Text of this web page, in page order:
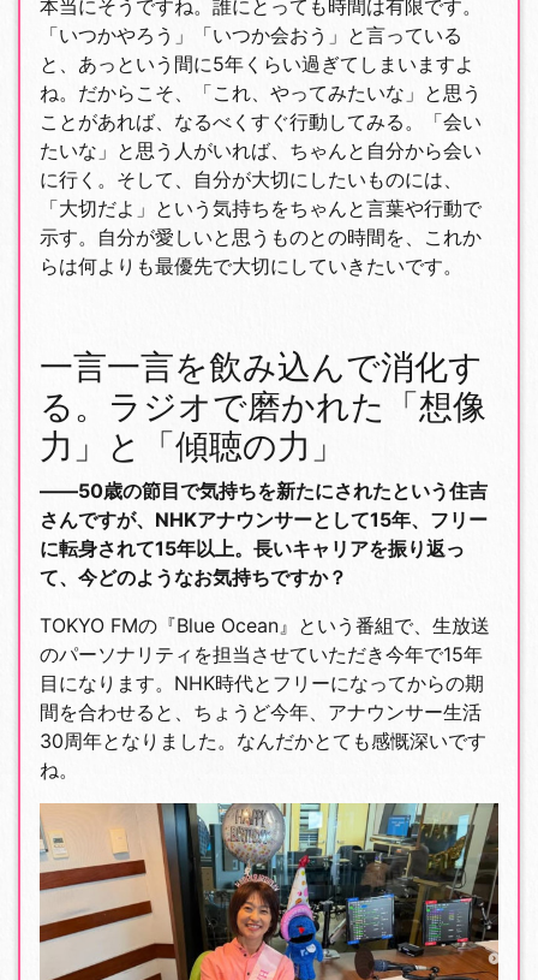
本当にそうですね。誰にとっても時間は有限です。
「いつかやろう」「いつか会おう」と言っている
と、あっという間に5年くらい過ぎてしまいますよ
ね。だからこそ、「これ、やってみたいな」と思う
ことがあれば、なるべくすぐ行動してみる。「会い
たいな」と思う人がいれば、ちゃんと自分から会い
に行く。そして、自分が大切にしたいものには、
「大切だよ」という気持ちをちゃんと言葉や行動で
示す。自分が愛しいと思うものとの時間を、これか
らは何よりも最優先で大切にしていきたいです。
一言一言を飲み込んで消化す
る。ラジオで磨かれた「想像
力」と「傾聴の力」
――50歳の節目で気持ちを新たにされたという住吉
さんですが、NHKアナウンサーとして15年、フリー
に転身されて15年以上。長いキャリアを振り返っ
て、今どのようなお気持ちですか？
TOKYO FMの『Blue Ocean』という番組で、生放送
のパーソナリティを担当させていただき今年で15年
目になります。NHK時代とフリーになってからの期
間を合わせると、ちょうど今年、アナウンサー生活
30周年となりました。なんだかとても感慨深いです
ね。